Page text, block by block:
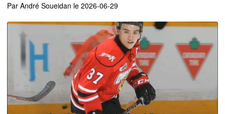
Par André Soueidan le 2026-06-29